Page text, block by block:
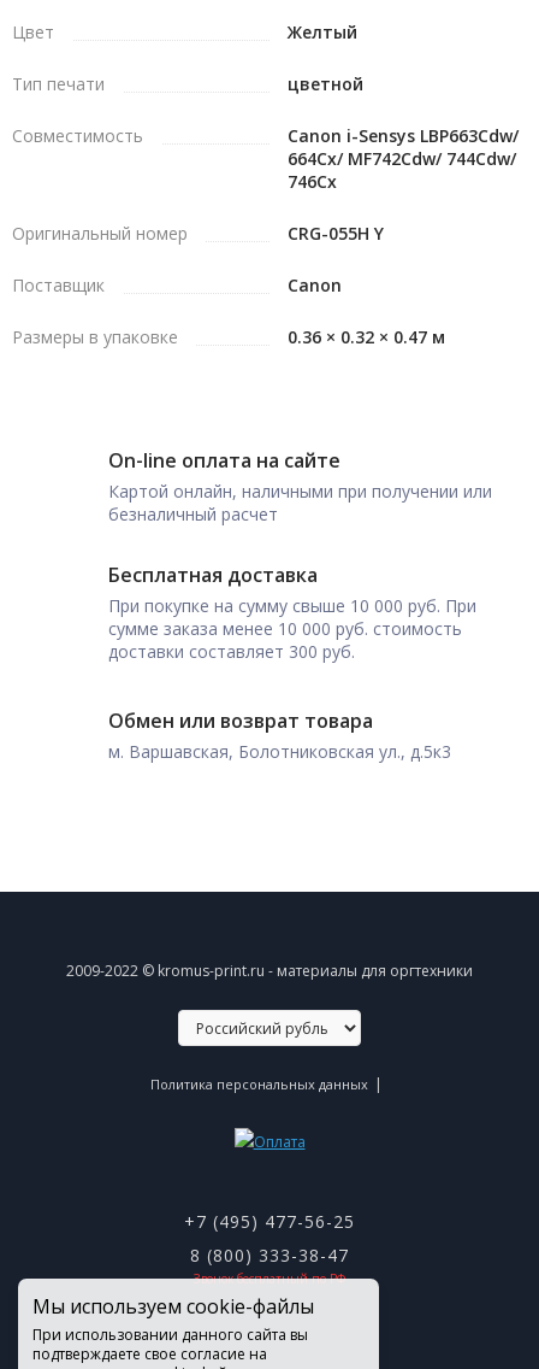
Цвет Желтый
Тип печати цветной
Совместимость
Canon i-Sensys LBP663Cdw/
664Cx/ MF742Cdw/ 744Cdw/
746Cx
Оригинальный номер CRG-055H Y
Поставщик Canon
Размеры в упаковке 0.36 × 0.32 × 0.47 м
On-line оплата на сайте
Картой онлайн, наличными при получении или
безналичный расчет
Бесплатная доставка
При покупке на сумму свыше 10 000 руб. При
сумме заказа менее 10 000 руб. стоимость
доставки составляет 300 руб.
Обмен или возврат товара
м. Варшавская, Болотниковская ул., д.5к3
2009-2022 © kromus-print.ru - материалы для оргтехники
Политика персональных данных |
+7 (495) 477-56-25
8 (800) 333-38-47
Звонок бесплатный по РФ
Мы используем cookie-файлы
При использовании данного сайта вы
подтверждаете свое согласие на